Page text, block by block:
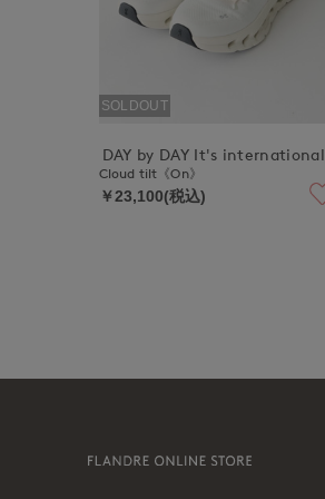
SOLDOUT
DAY by DAY It's international
Cloud tilt《On》
￥23,100(税込)